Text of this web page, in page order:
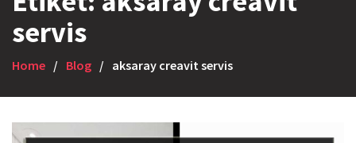
servis
Home Blog aksaray creavit servis